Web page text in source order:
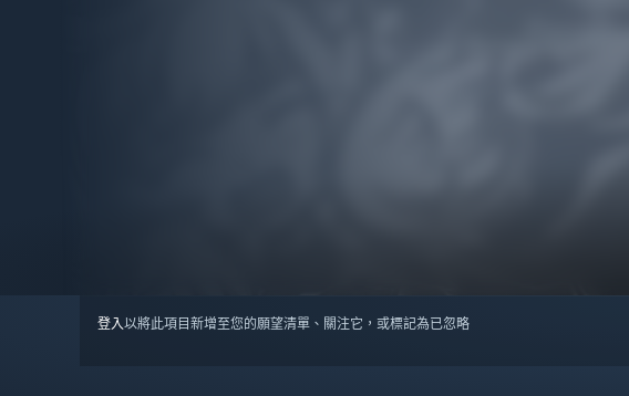
登入以將此項目新增至您的願望清單、關注它，或標記為已忽略